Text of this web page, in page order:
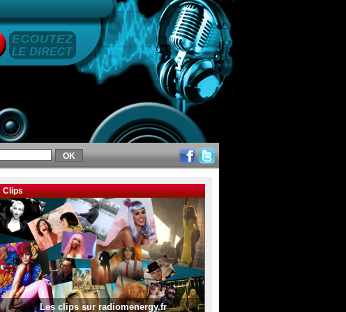
Clips
Les clips sur radiomenergy.fr